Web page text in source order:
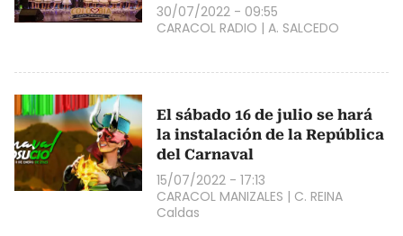
30/07/2022 - 09:55
CARACOL RADIO | A. SALCEDO
El sábado 16 de julio se hará
la instalación de la República
del Carnaval
15/07/2022 - 17:13
CARACOL MANIZALES | C. REINA
Caldas